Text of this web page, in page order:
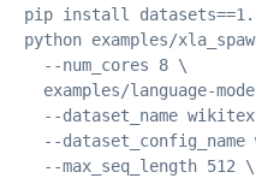
pip install
python examples/
  --num_cores 8 \
examples/language-
--dataset_name
--dataset_config_name
  --max_seq_length 512 \